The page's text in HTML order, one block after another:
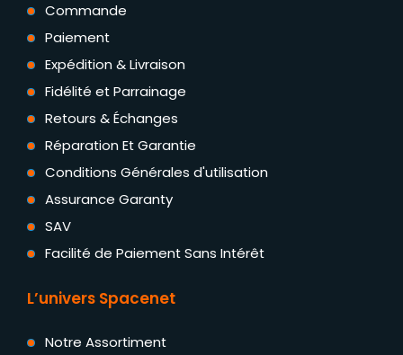
Commande
Paiement
Expédition & Livraison
Fidélité et Parrainage
Retours & Échanges
Réparation Et Garantie
Conditions Générales d'utilisation
Assurance Garanty
SAV
Facilité de Paiement Sans Intérêt
L’univers Spacenet
Notre Assortiment